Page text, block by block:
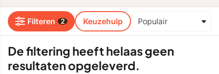
Filteren 2 Keuzehulp
De filtering heeft helaas geen
resultaten opgeleverd.